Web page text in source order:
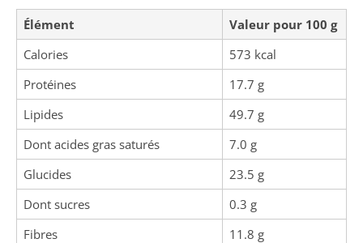
Élément
Valeur pour 100 g
Calories
573 kcal
Protéines
17.7 g
Lipides
49.7 g
Dont acides gras saturés
7.0 g
Glucides
23.5 g
Dont sucres
0.3 g
Fibres
11.8 g